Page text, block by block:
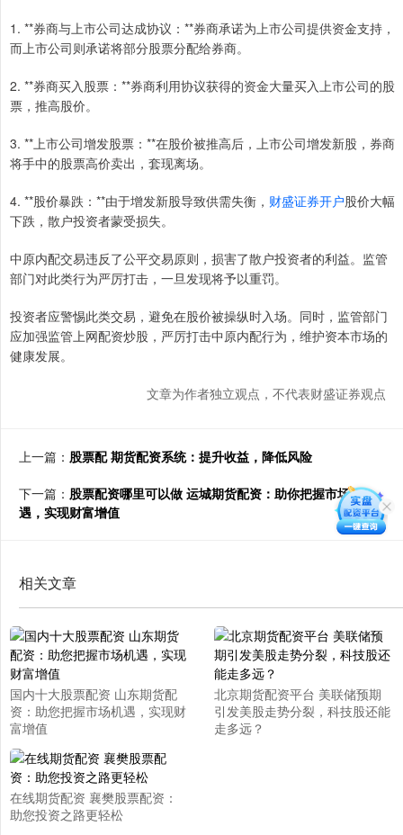
1. **券商与上市公司达成协议：**券商承诺为上市公司提供资金支持，
而上市公司则承诺将部分股票分配给券商。
2. **券商买入股票：**券商利用协议获得的资金大量买入上市公司的股
票，推高股价。
3. **上市公司增发股票：**在股价被推高后，上市公司增发新股，券商
将手中的股票高价卖出，套现离场。
4. **股价暴跌：**由于增发新股导致供需失衡， 财盛证券开户股价大幅
下跌，散户投资者蒙受损失。
中原内配交易违反了公平交易原则，损害了散户投资者的利益。监管
部门对此类行为严厉打击，一旦发现将予以重罚。
投资者应警惕此类交易，避免在股价被操纵时入场。同时，监管部门
应加强监管上网配资炒股，严厉打击中原内配行为，维护资本市场的
健康发展。
文章为作者独立观点，不代表财盛证券观点
上一篇： 股票配 期货配资系统：提升收益，降低风险
下一篇： 股票配资哪里可以做 运城期货配资：助你把握市场机
遇，实现财富增值
相关文章
国内十大股票配资 山东期货配
资：助您把握市场机遇，实现财
富增值
北京期货配资平台 美联储预期
引发美股走势分裂，科技股还能
走多远？
在线期货配资 襄樊股票配资：
助您投资之路更轻松